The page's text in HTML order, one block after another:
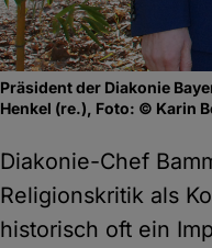
Präsident der Diakonie
Henkel (re.), Foto: © Karin
Diakonie-Chef
Religionskritik als
historisch oft ein